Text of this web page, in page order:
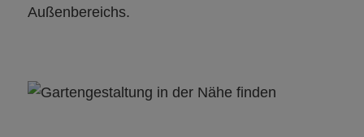
Außenbereichs.